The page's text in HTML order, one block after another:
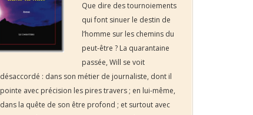
Que dire des tournoiements
qui font sinuer le destin de
l’homme sur les chemins du
peut-être ? La quarantaine
passée, Will se voit
désaccordé : dans son métier de journaliste, dont il
pointe avec précision les pires travers ; en lui-même,
dans la quête de son être profond ; et surtout avec